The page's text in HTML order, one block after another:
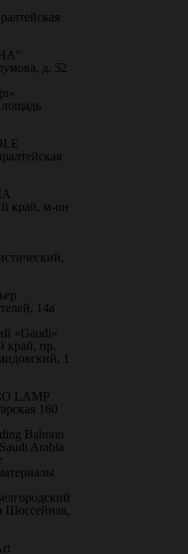
д. 52
край, м-он
14а
«Gaudi»
край, пр.
1
LAMP
160
Bahrain
Arabia
Шоссейная,